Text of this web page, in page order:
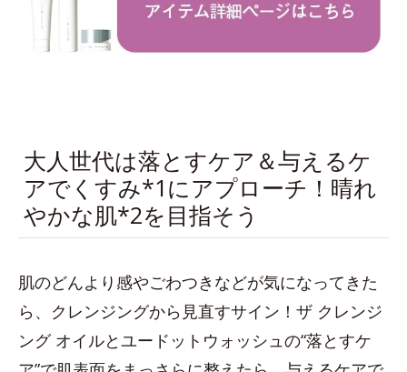
大人世代は落とすケア＆与えるケ
アでくすみ*1にアプローチ！晴れ
やかな肌*2を目指そう
肌のどんより感やごわつきなどが気になってきた
ら、クレンジングから見直すサイン！ザ クレンジ
ング オイルとユードットウォッシュの“落とすケ